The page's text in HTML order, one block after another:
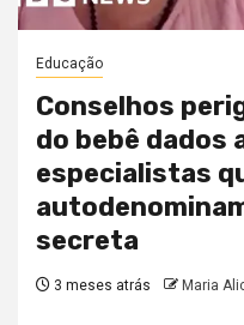
Educação
Conselhos
do bebê dados
especialistas
secreta
3 meses atrás Maria